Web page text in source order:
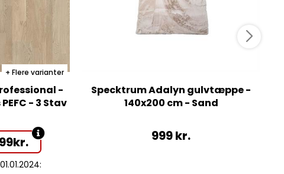
Flere varianter
-
- 3 Stav
kr.
Specktrum Adalyn gulvtæppe -
140x200 cm - Sand
999kr.